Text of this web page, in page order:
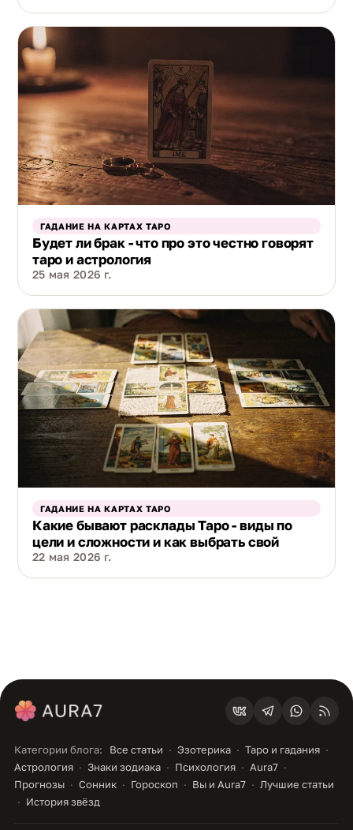
ГАДАНИЕ НА КАРТАХ ТАРО
Будет ли брак - что про это честно говорят
таро и астрология
25 мая 2026 г.
ГАДАНИЕ НА КАРТАХ ТАРО
Какие бывают расклады Таро - виды по
цели и сложности и как выбрать свой
22 мая 2026 г.
Категории блога: Все статьи Эзотерика
Таро и гадания
Астрология
Знаки зодиака Психология
Aura7
Прогнозы
Сонник Гороскоп Вы и Aura7
Лучшие статьи
История звёзд